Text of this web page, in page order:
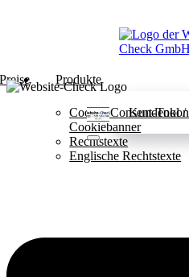
Preise Produkte
Cookie-Consent-Tool /
Cookiebanner
Rechtstexte
Englische Rechtstexte